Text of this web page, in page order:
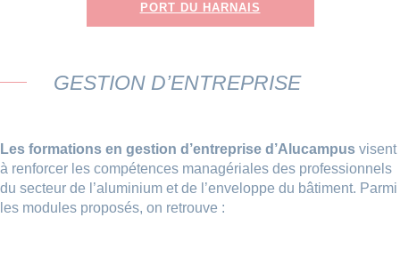
PORT DU HARNAIS
GESTION D’ENTREPRISE
Les formations en gestion d’entreprise d’Alucampus visent
à renforcer les compétences managériales des professionnels
du secteur de l’aluminium et de l’enveloppe du bâtiment. Parmi
les modules proposés, on retrouve :